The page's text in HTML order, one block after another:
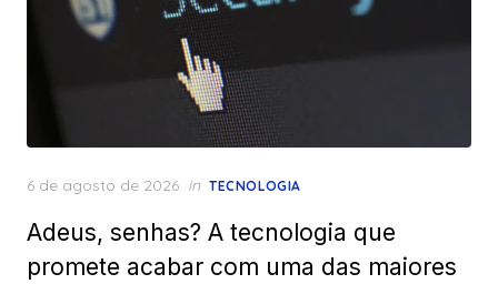
Posted
6 de agosto de 2026 in TECNOLOGIA
Adeus, senhas? A tecnologia que
promete acabar com uma das maiores